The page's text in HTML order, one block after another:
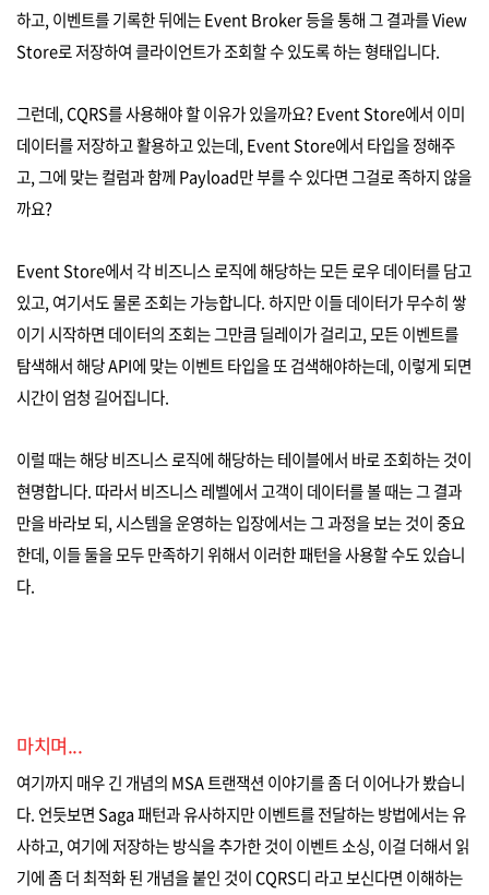
하고, 이벤트를 기록한 뒤에는 Event Broker 등을 통해 그 결과를 View
Store로 저장하여 클라이언트가 조회할 수 있도록 하는 형태입니다.
그런데, CQRS를 사용해야 할 이유가 있을까요? Event Store에서 이미
데이터를 저장하고 활용하고 있는데, Event Store에서 타입을 정해주
고, 그에 맞는 컬럼과 함께 Payload만 부를 수 있다면 그걸로 족하지 않을
까요?
Event Store에서 각 비즈니스 로직에 해당하는 모든 로우 데이터를 담고
있고, 여기서도 물론 조회는 가능합니다. 하지만 이들 데이터가 무수히 쌓
이기 시작하면 데이터의 조회는 그만큼 딜레이가 걸리고, 모든 이벤트를
탐색해서 해당 API에 맞는 이벤트 타입을 또 검색해야하는데, 이렇게 되면
시간이 엄청 길어집니다.
이럴 때는 해당 비즈니스 로직에 해당하는 테이블에서 바로 조회하는 것이
현명합니다. 따라서 비즈니스 레벨에서 고객이 데이터를 볼 때는 그 결과
만을 바라보 되, 시스템을 운영하는 입장에서는 그 과정을 보는 것이 중요
한데, 이들 둘을 모두 만족하기 위해서 이러한 패턴을 사용할 수도 있습니
다.
마치며...
여기까지 매우 긴 개념의 MSA 트랜잭션 이야기를 좀 더 이어나가 봤습니
다. 언듯보면 Saga 패턴과 유사하지만 이벤트를 전달하는 방법에서는 유
사하고, 여기에 저장하는 방식을 추가한 것이 이벤트 소싱, 이걸 더해서 읽
기에 좀 더 최적화 된 개념을 붙인 것이 CQRS디 라고 보신다면 이해하는